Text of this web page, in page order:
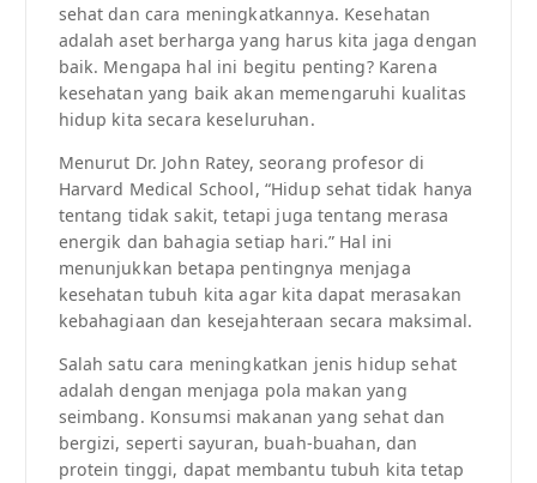
sehat dan cara meningkatkannya. Kesehatan
adalah aset berharga yang harus kita jaga dengan
baik. Mengapa hal ini begitu penting? Karena
kesehatan yang baik akan memengaruhi kualitas
hidup kita secara keseluruhan.
Menurut Dr. John Ratey, seorang profesor di
Harvard Medical School, “Hidup sehat tidak hanya
tentang tidak sakit, tetapi juga tentang merasa
energik dan bahagia setiap hari.” Hal ini
menunjukkan betapa pentingnya menjaga
kesehatan tubuh kita agar kita dapat merasakan
kebahagiaan dan kesejahteraan secara maksimal.
Salah satu cara meningkatkan jenis hidup sehat
adalah dengan menjaga pola makan yang
seimbang. Konsumsi makanan yang sehat dan
bergizi, seperti sayuran, buah-buahan, dan
protein tinggi, dapat membantu tubuh kita tetap